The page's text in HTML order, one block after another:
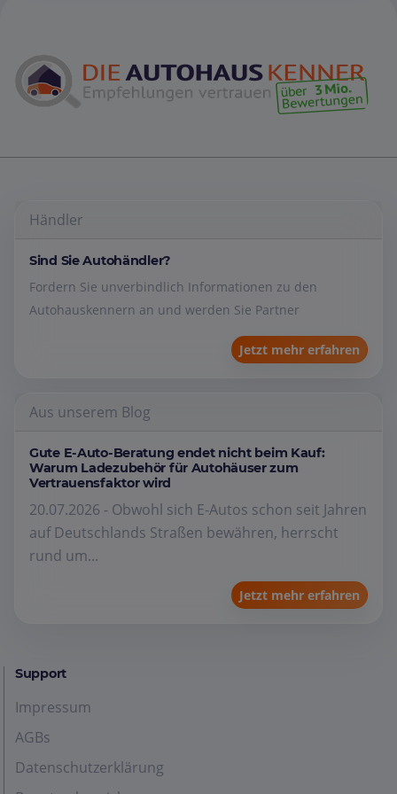
Händler
Sind Sie Autohändler?
Fordern Sie unverbindlich Informationen zu den
Autohauskennern an und werden Sie Partner
Jetzt mehr erfahren
Aus unserem Blog
Gute E-Auto-Beratung endet nicht beim Kauf:
Warum Ladezubehör für Autohäuser zum
Vertrauensfaktor wird
20.07.2026 - Obwohl sich E-Autos schon seit Jahren
auf Deutschlands Straßen bewähren, herrscht
rund um...
Jetzt mehr erfahren
Support
Impressum
AGBs
Datenschutzerklärung